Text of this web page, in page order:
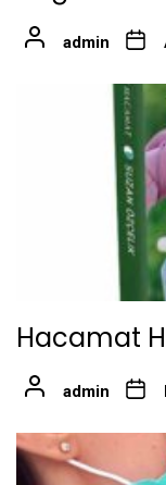
admin
Hacamat
admin